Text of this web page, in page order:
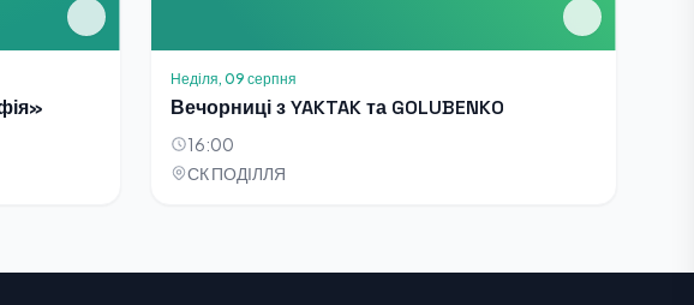
Неділя, 09 серпня
Вечорниці з YAKTAK та GOLUBENKO
16:00
СК ПОДІЛЛЯ